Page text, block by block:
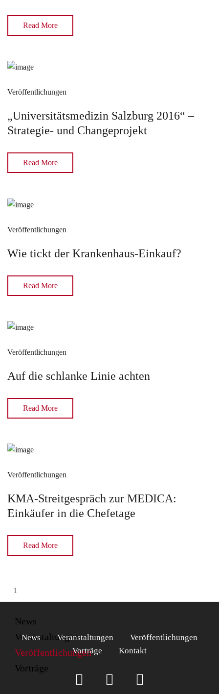
Read More
Veröffentlichungen
„Universitätsmedizin Salzburg 2016“ –
Strategie- und Changeprojekt
Read More
Veröffentlichungen
Wie tickt der Krankenhaus-Einkauf?
Read More
Veröffentlichungen
Auf die schlanke Linie achten
Read More
Veröffentlichungen
KMA-Streitgespräch zur MEDICA:
Einkäufer in die Chefetage
Read More
1
News
Veranstaltungen
Veröffentlichungen
Vorträge
News Veranstaltungen
Veröffentlichungen
Vorträge
Kontakt